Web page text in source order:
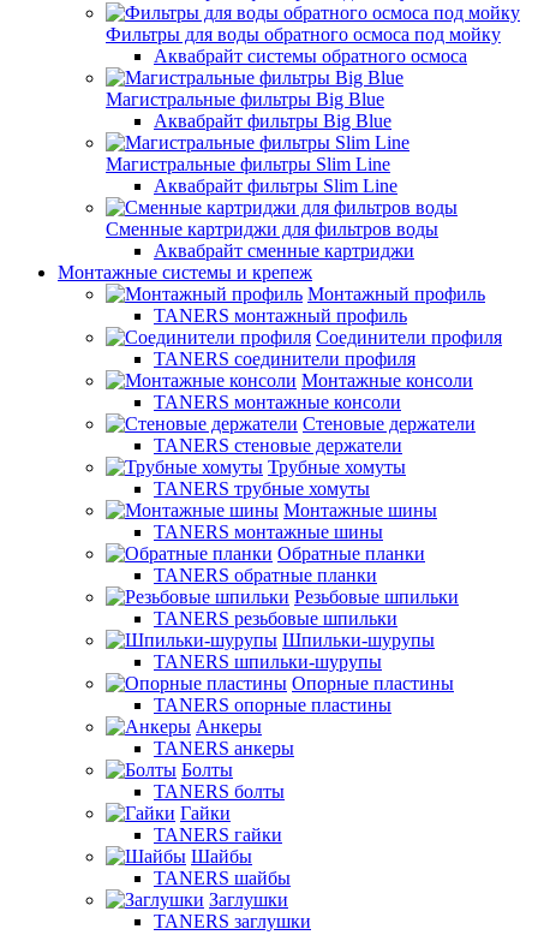
Фильтры для воды обратного осмоса под мойку
Аквабрайт системы обратного осмоса
Магистральные фильтры Big Blue
Аквабрайт фильтры Big Blue
Магистральные фильтры Slim Line
Аквабрайт фильтры Slim Line
Сменные картриджи для фильтров воды
Аквабрайт сменные картриджи
Монтажные системы и крепеж
Монтажный профиль
TANERS монтажный профиль
Соединители профиля
TANERS соединители профиля
Монтажные консоли
TANERS монтажные консоли
Стеновые держатели
TANERS стеновые держатели
Трубные хомуты
TANERS трубные хомуты
Монтажные шины
TANERS монтажные шины
Обратные планки
TANERS обратные планки
Резьбовые шпильки
TANERS резьбовые шпильки
Шпильки-шурупы
TANERS шпильки-шурупы
Опорные пластины
TANERS опорные пластины
Анкеры
TANERS анкеры
Болты
TANERS болты
Гайки
TANERS гайки
Шайбы
TANERS шайбы
Заглушки
TANERS заглушки